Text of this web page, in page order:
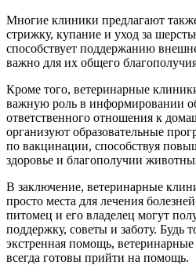
Многие клиники предлагают
стрижку, купание и уход за
способствует поддержанию
важно для их общего
Кроме того, ветеринарные
важную роль в информировании
ответственного отношения к
организуют образовательные
по вакцинации, способствуя
здоровье и благополучии
В заключение, ветеринарные
просто места для лечения
питомец и его владелец могут
поддержку, советы и заботу. Будь
экстренная помощь,
всегда готовы прийти на помощь.